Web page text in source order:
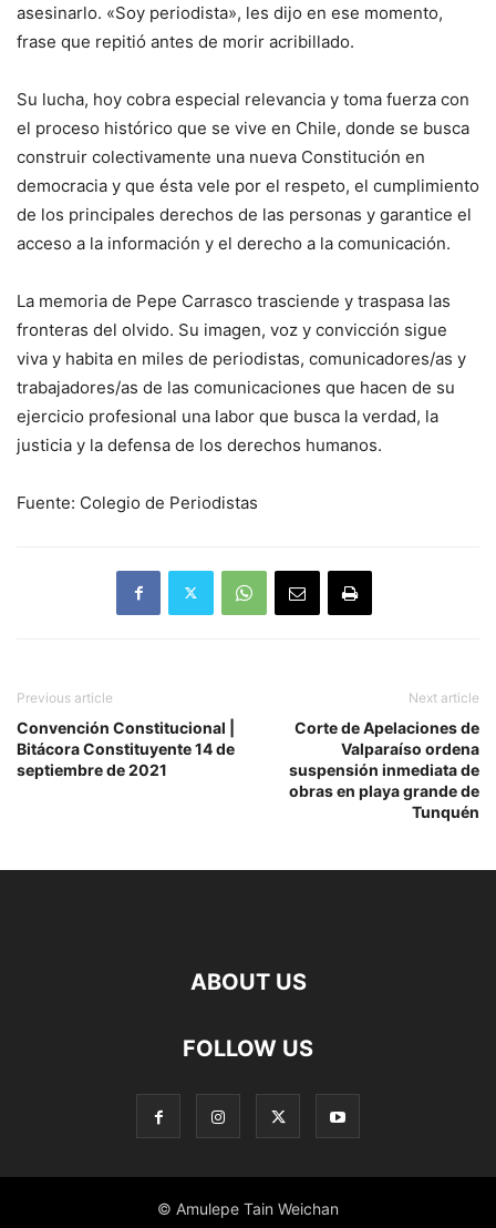
asesinarlo. «Soy periodista», les dijo en ese momento,
frase que repitió antes de morir acribillado.
Su lucha, hoy cobra especial relevancia y toma fuerza con
el proceso histórico que se vive en Chile, donde se busca
construir colectivamente una nueva Constitución en
democracia y que ésta vele por el respeto, el cumplimiento
de los principales derechos de las personas y garantice el
acceso a la información y el derecho a la comunicación.
La memoria de Pepe Carrasco trasciende y traspasa las
fronteras del olvido. Su imagen, voz y convicción sigue
viva y habita en miles de periodistas, comunicadores/as y
trabajadores/as de las comunicaciones que hacen de su
ejercicio profesional una labor que busca la verdad, la
justicia y la defensa de los derechos humanos.
Fuente: Colegio de Periodistas
Previous article
Convención Constitucional |
Bitácora Constituyente 14 de
septiembre de 2021
Next article
Corte de Apelaciones de
Valparaíso ordena
suspensión inmediata de
obras en playa grande de
Tunquén
ABOUT US
FOLLOW US
© Amulepe Tain Weichan